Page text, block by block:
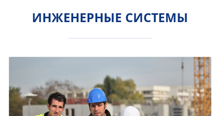
ИНЖЕНЕРНЫЕ СИСТЕМЫ